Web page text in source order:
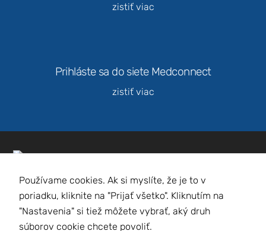
zistiť viac
Prihláste sa do siete Medconnect
zistiť viac
spoločnosť
Používame cookies. Ak si myslíte, že je to v
poriadku, kliknite na "Prijať všetko". Kliknutím na
"Nastavenia" si tiež môžete vybrať, aký druh
súborov cookie chcete povoliť.
spôsobu
spokojnosť
odmietnete,
niektoré
funkcie z
webovej